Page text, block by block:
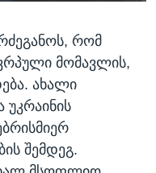
რომ
მომავლის,
ახალი
უკრაინის
შემდეგ.